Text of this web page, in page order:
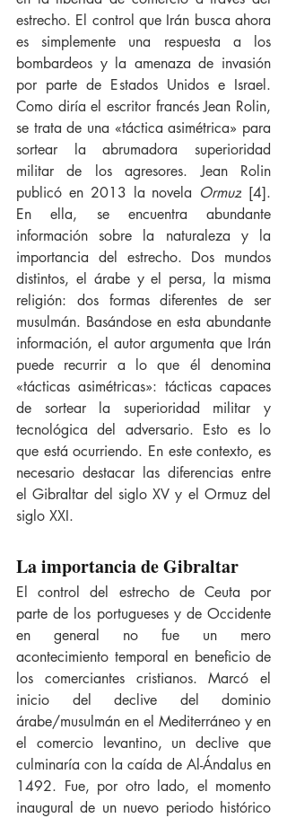
estrecho. El control que Irán busca ahora
es simplemente una respuesta a los
bombardeos y la amenaza de invasión
por parte de Estados Unidos e Israel.
Como diría el escritor francés Jean Rolin,
se trata de una «táctica asimétrica» para
sortear la abrumadora superioridad
militar de los agresores. Jean Rolin
publicó en 2013 la novela Ormuz [4].
En ella, se encuentra abundante
información sobre la naturaleza y la
importancia del estrecho. Dos mundos
distintos, el árabe y el persa, la misma
religión: dos formas diferentes de ser
musulmán. Basándose en esta abundante
información, el autor argumenta que Irán
puede recurrir a lo que él denomina
«tácticas asimétricas»: tácticas capaces
de sortear la superioridad militar y
tecnológica del adversario. Esto es lo
que está ocurriendo. En este contexto, es
necesario destacar las diferencias entre
el Gibraltar del siglo XV y el Ormuz del
siglo XXI.
La importancia de Gibraltar
El control del estrecho de Ceuta por
parte de los portugueses y de Occidente
en general no fue un mero
acontecimiento temporal en beneficio de
los comerciantes cristianos. Marcó el
inicio del declive del dominio
árabe/musulmán en el Mediterráneo y en
el comercio levantino, un declive que
culminaría con la caída de Al-Ándalus en
1492. Fue, por otro lado, el momento
inaugural de un nuevo periodo histórico